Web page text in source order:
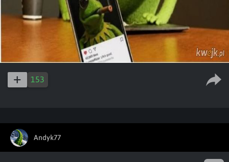
153
Andyk77